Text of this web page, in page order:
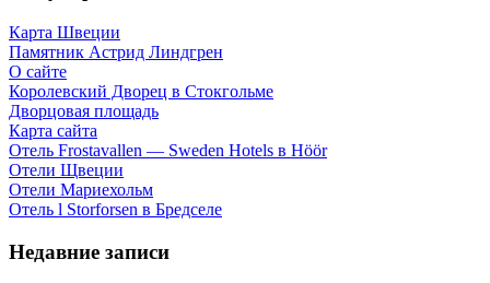
Карта Швеции
Памятник Астрид Линдгрен
О сайте
Королевский Дворец в Стокгольме
Дворцовая площадь
Карта сайта
Отель Frostavallen — Sweden Hotels в Höör
Отели Щвеции
Отели Мариехольм
Отель l Storforsen в Бредселе
Недавние записи